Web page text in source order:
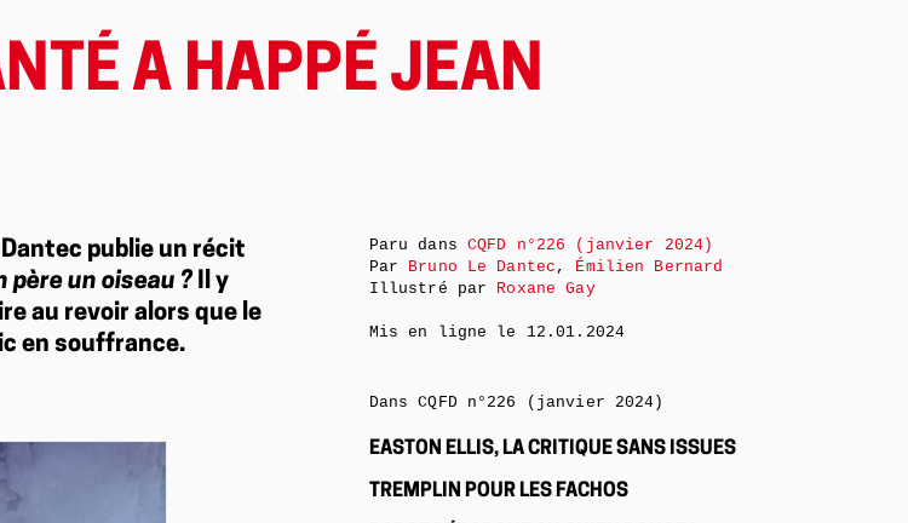
A HAPPÉ JEAN
publie un récit
père un oiseau ? Il y
au revoir alors que le
en souffrance.
Paru dans CQFD n°226 (janvier 2024)
Par Bruno Le Dantec , Émilien Bernard
Illustré par Roxane Gay
Mis en ligne le 12.01.2024
Dans CQFD n°226 (janvier 2024)
EASTON ELLIS, LA CRITIQUE SANS ISSUES
TREMPLIN POUR LES FACHOS